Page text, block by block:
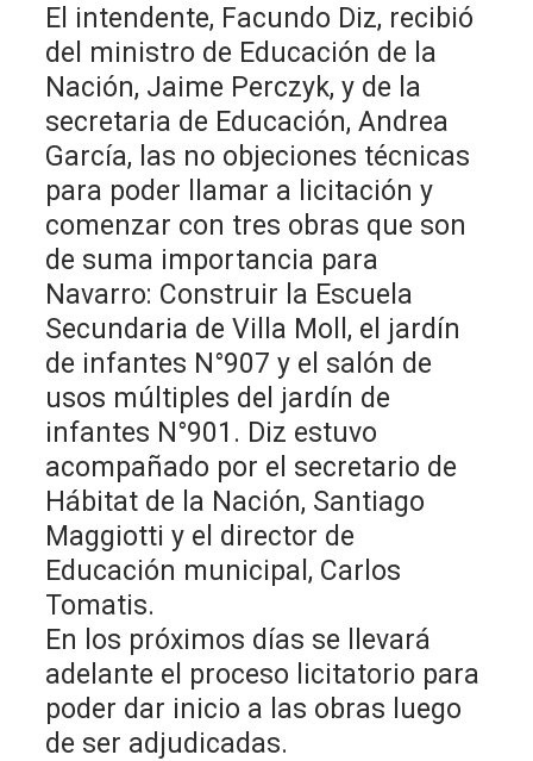
El intendente, Facundo Diz, recibió
del ministro de Educación de la
Nación, Jaime Perczyk, y de la
secretaria de Educación, Andrea
García, las no objeciones técnicas
para poder llamar a licitación y
comenzar con tres obras que son
de suma importancia para
Navarro: Construir la Escuela
Secundaria de Villa Moll, el jardín
de infantes N°907 y el salón de
usos múltiples del jardín de
infantes N°901. Diz estuvo
acompañado por el secretario de
Hábitat de la Nación, Santiago
Maggiotti y el director de
Educación municipal, Carlos
Tomatis.
En los próximos días se llevará
adelante el proceso licitatorio para
poder dar inicio a las obras luego
de ser adjudicadas.